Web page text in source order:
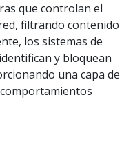
que controlan el
filtrando contenido
los sistemas de
y bloquean
una capa de